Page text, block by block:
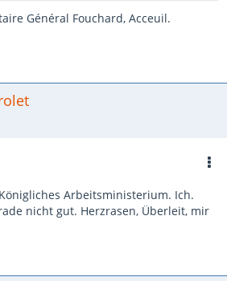
Général Fouchard, Acceuil.
Arbeitsministerium. Ich.
nicht gut. Herzrasen, Überleit, mir